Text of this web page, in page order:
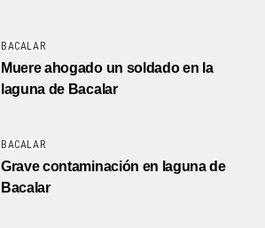
BACALAR
Muere ahogado un soldado en la
laguna de Bacalar
BACALAR
Grave contaminación en laguna de
Bacalar